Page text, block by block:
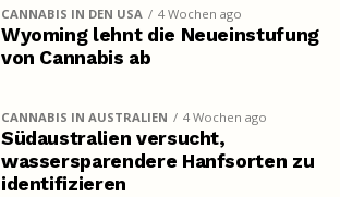
CANNABIS IN DEN USA 4 Wochen ago
Wyoming lehnt die Neueinstufung
von Cannabis ab
CANNABIS IN AUSTRALIEN 4 Wochen ago
Südaustralien versucht,
wassersparendere Hanfsorten zu
identifizieren